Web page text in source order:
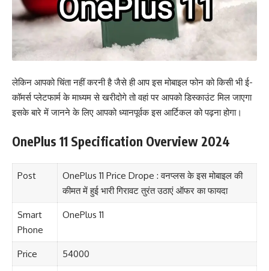
लेकिन आपको चिंता नहीं करनी है जैसे ही आप इस मोबाइल फोन को किसी भी ई-
कॉमर्स प्लेटफार्म के माध्यम से खरीदोगे तो वहां पर आपको डिस्काउंट मिल जाएगा
इसके बारे में जानने के लिए आपको ध्यानपूर्वक इस आर्टिकल को पढ़ना होगा।
OnePlus 11 Specification Overview 2024
Post
OnePlus 11 Price Drope : वनप्लस के इस मोबाइल की
कीमत में हुई भारी गिरावट तुरंत उठाएं ऑफर का फायदा
Smart
Phone
OnePlus 11
Price 54000